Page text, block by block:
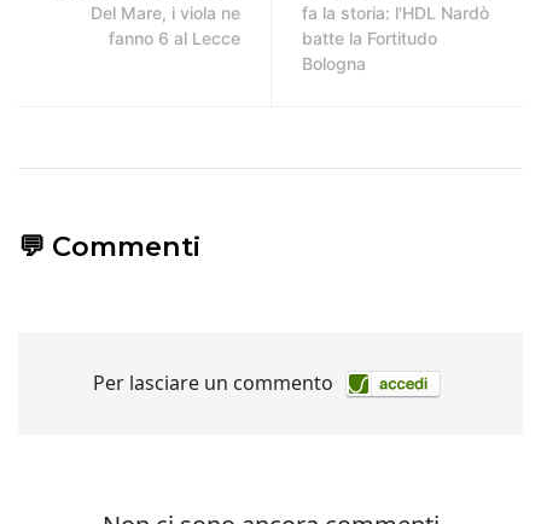
Del Mare, i viola ne
fanno 6 al Lecce
fa la storia: l'HDL Nardò
batte la Fortitudo
Bologna
💬 Commenti